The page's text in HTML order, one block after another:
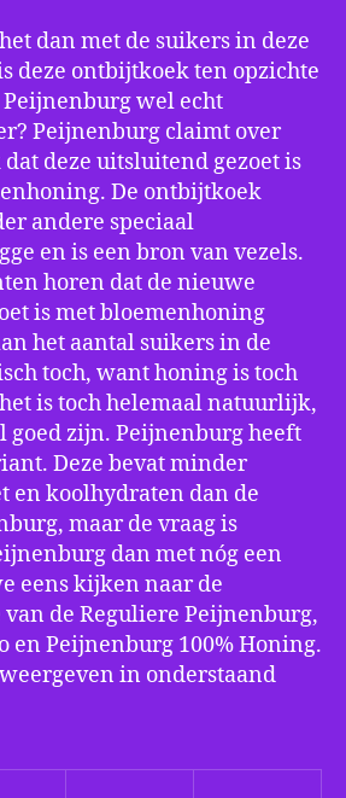
dan met de suikers in deze
deze ontbijtkoek ten opzichte
wel echt
Peijnenburg claimt over
deze uitsluitend gezoet is
De ontbijtkoek
andere speciaal
en is een bron van vezels.
horen dat de nieuwe
is met bloemenhoning
het aantal suikers in de
toch, want honing is toch
is toch helemaal natuurlijk,
goed zijn. Peijnenburg heeft
Deze bevat minder
en koolhydraten dan de
maar de vraag is
dan met nóg een
eens kijken naar de
de Reguliere Peijnenburg,
en Peijnenburg 100% Honing.
in onderstaand